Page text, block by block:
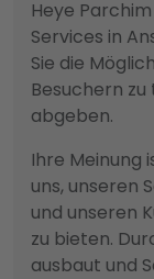
Heye
Services in
Sie die
Besuchern
abgeben.
Ihre Meinung
uns, unseren
und unseren
zu bieten.
ausbaut und